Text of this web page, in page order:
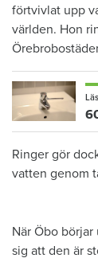
förtvivlat upp
världen. Hon
Ringer gör
vatten genom
När Öbo
sig att den är